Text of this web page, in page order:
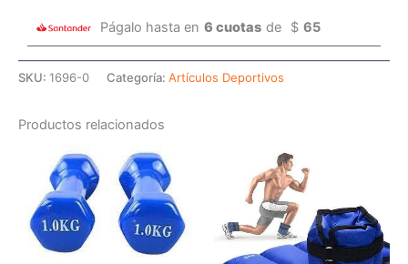
Págalo hasta en 6 cuotas de $ 65
SKU: 1696-0 Categoría: Artículos Deportivos
Productos relacionados